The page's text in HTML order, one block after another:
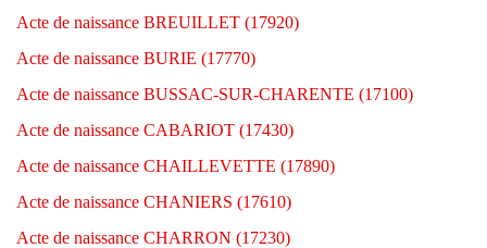
Acte de naissance BREUILLET (17920)
Acte de naissance BURIE (17770)
Acte de naissance BUSSAC-SUR-CHARENTE (17100)
Acte de naissance CABARIOT (17430)
Acte de naissance CHAILLEVETTE (17890)
Acte de naissance CHANIERS (17610)
Acte de naissance CHARRON (17230)